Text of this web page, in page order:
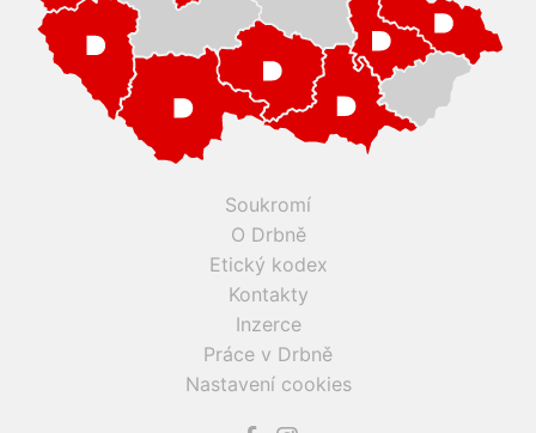
Soukromí
O Drbně
Etický kodex
Kontakty
Inzerce
Práce v Drbně
Nastavení cookies